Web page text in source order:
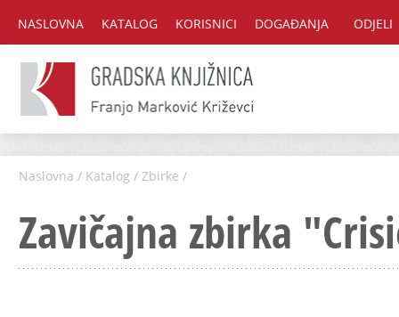
NASLOVNA KATALOG KORISNICI DOGAĐANJA ODJELI
Naslovna / Katalog / Zbirke /
Zavičajna zbirka